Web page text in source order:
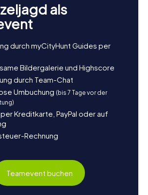
als
durch myCityHunt Guides per
Bildergalerie und Highscore
durch Team-Chat
Umbuchung (bis 7 Tage vor der
Kreditkarte, PayPal oder auf
Rechnung
Teamevent buchen